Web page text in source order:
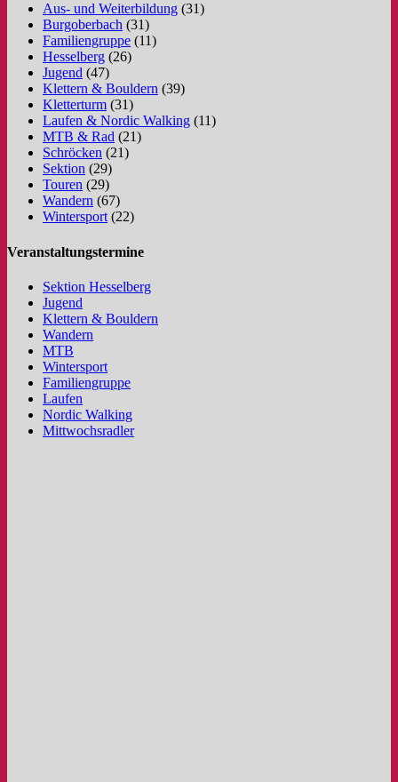
Aus- und Weiterbildung (31)
Burgoberbach (31)
Familiengruppe (11)
Hesselberg (26)
Jugend (47)
Klettern & Bouldern (39)
Kletterturm (31)
Laufen & Nordic Walking (11)
MTB & Rad (21)
Schröcken (21)
Sektion (29)
Touren (29)
Wandern (67)
Wintersport (22)
Veranstaltungstermine
Sektion Hesselberg
Jugend
Klettern & Bouldern
Wandern
MTB
Wintersport
Familiengruppe
Laufen
Nordic Walking
Mittwochsradler